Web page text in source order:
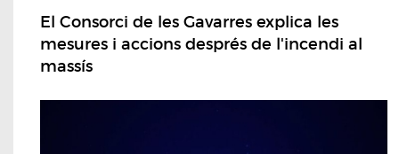
El Consorci de les Gavarres explica les
mesures i accions després de l'incendi al
massís